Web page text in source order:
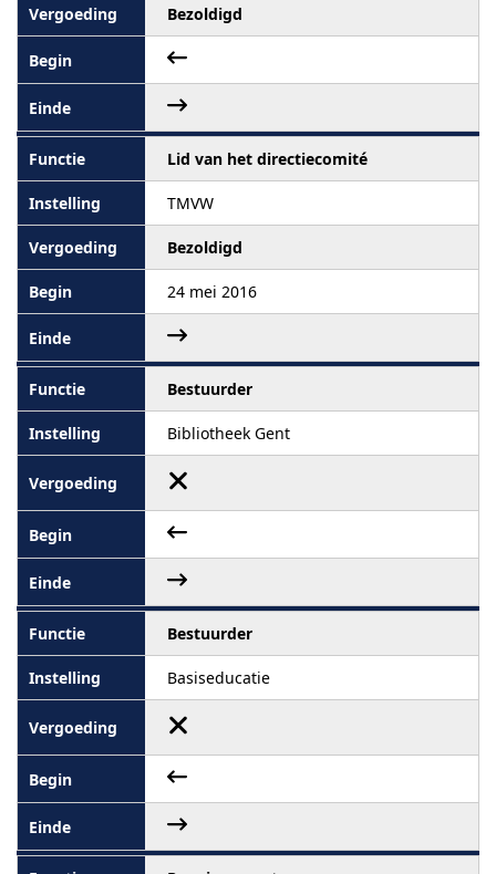
Bezoldigd
Lid van het directiecomité
TMVW
Bezoldigd
24 mei 2016
Bestuurder
Bibliotheek Gent
Bestuurder
Basiseducatie